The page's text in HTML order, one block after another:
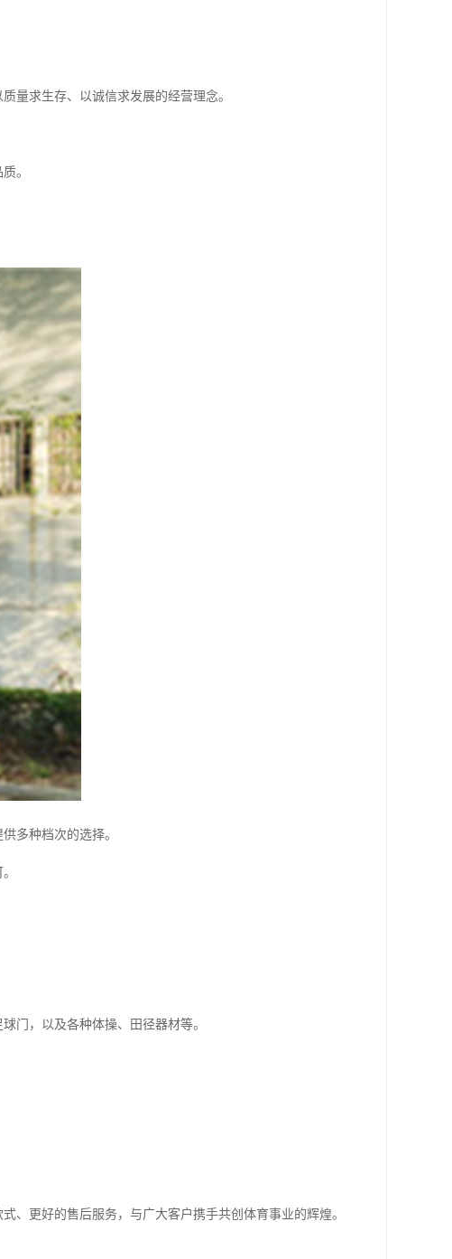
量求生存、以诚信求发展的经营理念。
。
多种档次的选择。
门，以及各种体操、田径器材等。
、更好的售后服务，与广大客户携手共创体育事业的辉煌。